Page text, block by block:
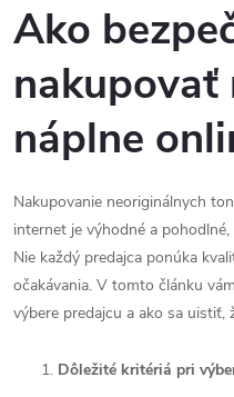
Ako
nakupovať
náplne
Nakupovanie neoriginálnych
internet je výhodné a
Nie každý predajca ponúka
očakávania. V tomto článku
výbere predajcu a ako sa uistiť,
Dôležité kritériá pri